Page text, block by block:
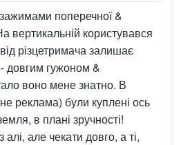
поперечної &
вертикальній користувався
різцетримача залишає
довгим гужоном &
воно мене знатно. В
реклама) були куплені ось
в плані зручності!
але чекати довго, а ті,